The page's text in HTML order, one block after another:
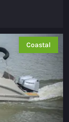
Coastal